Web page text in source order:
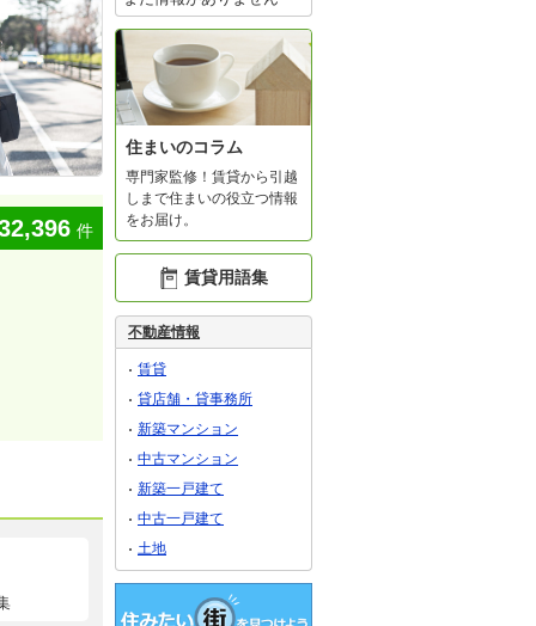
件
住まいのコラム
専門家監修！賃貸から引越
しまで住まいの役立つ情報
をお届け。
賃貸用語集
不動産情報
賃貸
貸店舗・貸事務所
新築マンション
中古マンション
新築一戸建て
中古一戸建て
土地